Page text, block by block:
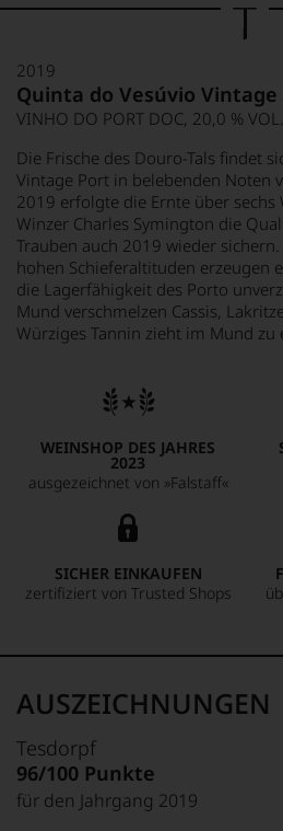
2019
Quinta do Vesúvio Vintage
VINHO DO PORT DOC, 20,0 % VOL.
Die Frische des Douro-Tals findet
Vintage Port in belebenden Noten
2019 erfolgte die Ernte über sechs
Winzer Charles Symington die
Trauben auch 2019 wieder
hohen Schieferaltituden erzeugen
die Lagerfähigkeit des Porto
Mund verschmelzen Cassis,
Würziges Tannin zieht im Mund zu
WEINSHOP DES JAHRES
2023
ausgezeichnet von »Falstaff«
SICHER EINKAUFEN
zertifiziert von Trusted Shops
AUSZEICHNUNGEN
Tesdorpf
96/100 Punkte
für den Jahrgang 2019